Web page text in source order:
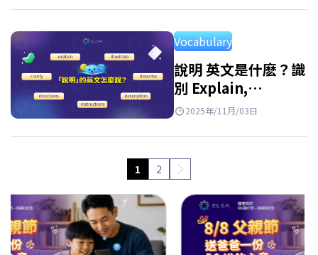
用？
Vocabulary
說明 英文是什麽？識
別 Explain,
Illustrate,
Instruction
2025年/11月/03日
1 2